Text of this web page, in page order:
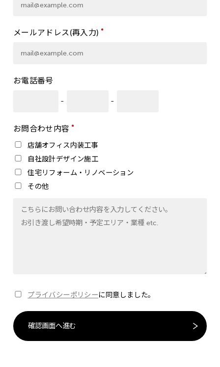
メールアドレス(再入力) ●
お電話番号
- -
お問合わせ内容 ●
店舗オフィス内装工事
自社設計デザイン施工
住宅リフォーム・リノベーション
その他
プライバシーポリシーに同意しました。